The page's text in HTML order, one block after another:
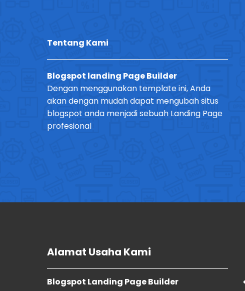
Tentang Kami
Blogspot landing Page Builder
Dengan menggunakan template ini, Anda
akan dengan mudah dapat mengubah situs
blogspot anda menjadi sebuah Landing Page
profesional
Alamat Usaha Kami
Blogspot Landing Page Builder